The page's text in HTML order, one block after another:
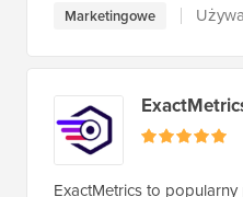
Marketingowe
ExactMetrics to